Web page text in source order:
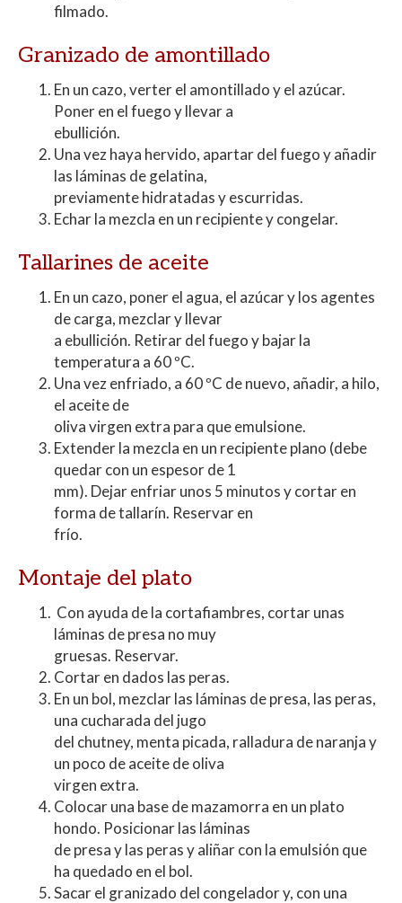
filmado.
Granizado de amontillado
En un cazo, verter el amontillado y el azúcar.
Poner en el fuego y llevar a
ebullición.
Una vez haya hervido, apartar del fuego y añadir
las láminas de gelatina,
previamente hidratadas y escurridas.
Echar la mezcla en un recipiente y congelar.
Tallarines de aceite
En un cazo, poner el agua, el azúcar y los agentes
de carga, mezclar y llevar
a ebullición. Retirar del fuego y bajar la
temperatura a 60 ºC.
Una vez enfriado, a 60 ºC de nuevo, añadir, a hilo,
el aceite de
oliva virgen extra para que emulsione.
Extender la mezcla en un recipiente plano (debe
quedar con un espesor de 1
mm). Dejar enfriar unos 5 minutos y cortar en
forma de tallarín. Reservar en
frío.
Montaje del plato
Con ayuda de la cortafiambres, cortar unas
láminas de presa no muy
gruesas. Reservar.
Cortar en dados las peras.
En un bol, mezclar las láminas de presa, las peras,
una cucharada del jugo
del chutney, menta picada, ralladura de naranja y
un poco de aceite de oliva
virgen extra.
Colocar una base de mazamorra en un plato
hondo. Posicionar las láminas
de presa y las peras y aliñar con la emulsión que
ha quedado en el bol.
Sacar el granizado del congelador y, con una